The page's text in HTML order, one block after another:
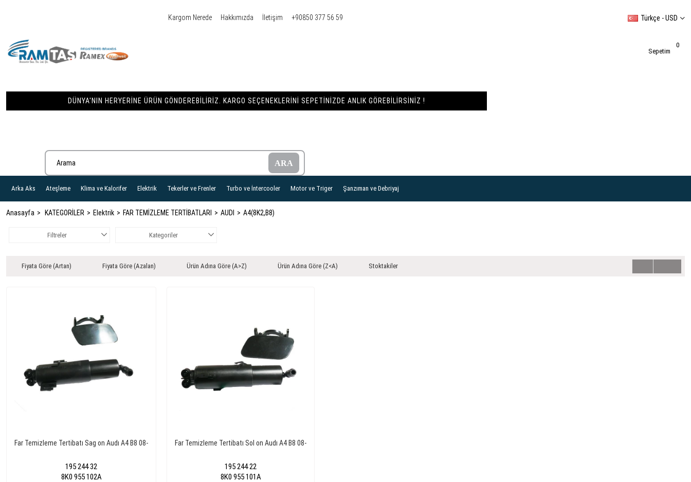
Kargom Nerede Hakkımızda İletişim +90850 377 56 59
DÜNYA'NIN HERYERINE ÜRÜN GÖNDEREBILIRIZ. KARGO SEÇENEKLERINI SEPETINIZDE ANLIK GÖREBILIRSINIZ !
Türkçe - USD
Sepetim
0
Arka Aks Ateşleme Klima ve Kalorifer Elektrik Tekerler ve Frenler Turbo ve İntercooler Motor ve Triger Şanzıman ve Debriyaj
Anasayfa KATEGORİLER Elektrik FAR TEMİZLEME TERTİBATLARI AUDI A4(8K2,B8)
Filtreler Kategoriler
Fiyata Göre (Artan) Fiyata Göre (Azalan) Ürün Adına Göre (A>Z) Ürün Adına Göre (Z<A) Stoktakiler
Far Temizleme Tertibatı Sag on Audı A4 B8 08-
195 244 32
8K0 955 102A
Far Temizleme Tertibatı Sol on Audı A4 B8 08-
195 244 22
8K0 955 101A